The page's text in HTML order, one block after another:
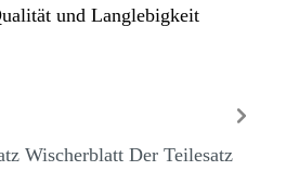
und Langlebigkeit
Wischerblatt Der Teilesatz